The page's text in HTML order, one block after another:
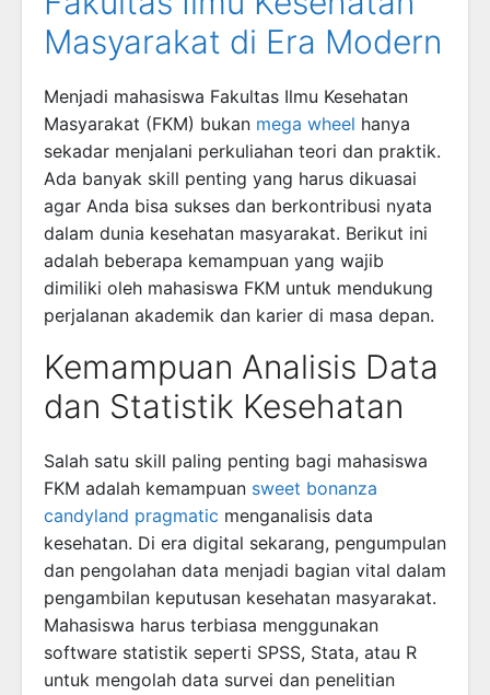
Masyarakat di Era Modern
Menjadi mahasiswa Fakultas Ilmu Kesehatan
Masyarakat (FKM) bukan mega wheel hanya
sekadar menjalani perkuliahan teori dan praktik.
Ada banyak skill penting yang harus dikuasai
agar Anda bisa sukses dan berkontribusi nyata
dalam dunia kesehatan masyarakat. Berikut ini
adalah beberapa kemampuan yang wajib
dimiliki oleh mahasiswa FKM untuk mendukung
perjalanan akademik dan karier di masa depan.
Kemampuan Analisis Data
dan Statistik Kesehatan
Salah satu skill paling penting bagi mahasiswa
FKM adalah kemampuan sweet bonanza
candyland pragmatic menganalisis data
kesehatan. Di era digital sekarang, pengumpulan
dan pengolahan data menjadi bagian vital dalam
pengambilan keputusan kesehatan masyarakat.
Mahasiswa harus terbiasa menggunakan
software statistik seperti SPSS, Stata, atau R
untuk mengolah data survei dan penelitian